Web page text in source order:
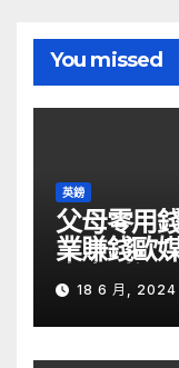
You missed
英鎊
父母零用
業賺錢歐
自由財經
18 6 月, 2024